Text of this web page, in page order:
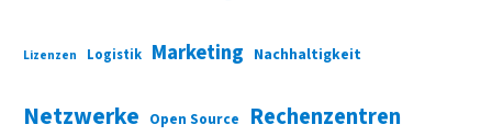
Lizenzen Logistik Marketing Nachhaltigkeit
Netzwerke Open Source Rechenzentren